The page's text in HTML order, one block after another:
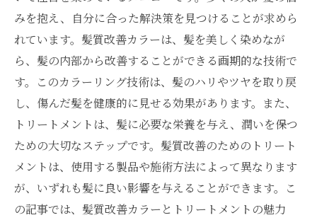
みを抱え、自分に合った解決策を見つけることが求めら
れています。髪質改善カラーは、髪を美しく染めなが
ら、髪の内部から改善することができる画期的な技術で
す。このカラーリング技術は、髪のハリやツヤを取り戻
し、傷んだ髪を健康的に見せる効果があります。また、
トリートメントは、髪に必要な栄養を与え、潤いを保つ
ための大切なステップです。髪質改善のためのトリート
メントは、使用する製品や施術方法によって異なります
が、いずれも髪に良い影響を与えることができます。こ
の記事では、髪質改善カラーとトリートメントの魅力